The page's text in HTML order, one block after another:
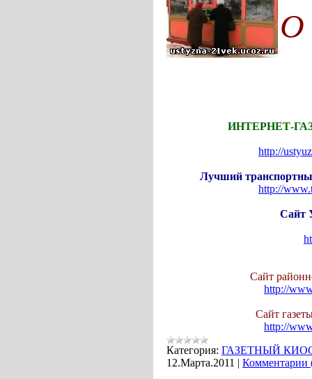
О
ИНТЕРНЕТ-
http://
Лучший транспортный
http://
Сайт
Сайт районной
http://
Сайт газеты
http://
Категория: ГАЗЕТНЫЙ
12.Марта.2011 | Комментарии